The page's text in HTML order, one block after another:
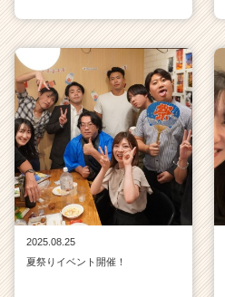
2025.08.25
夏祭りイベント開催！